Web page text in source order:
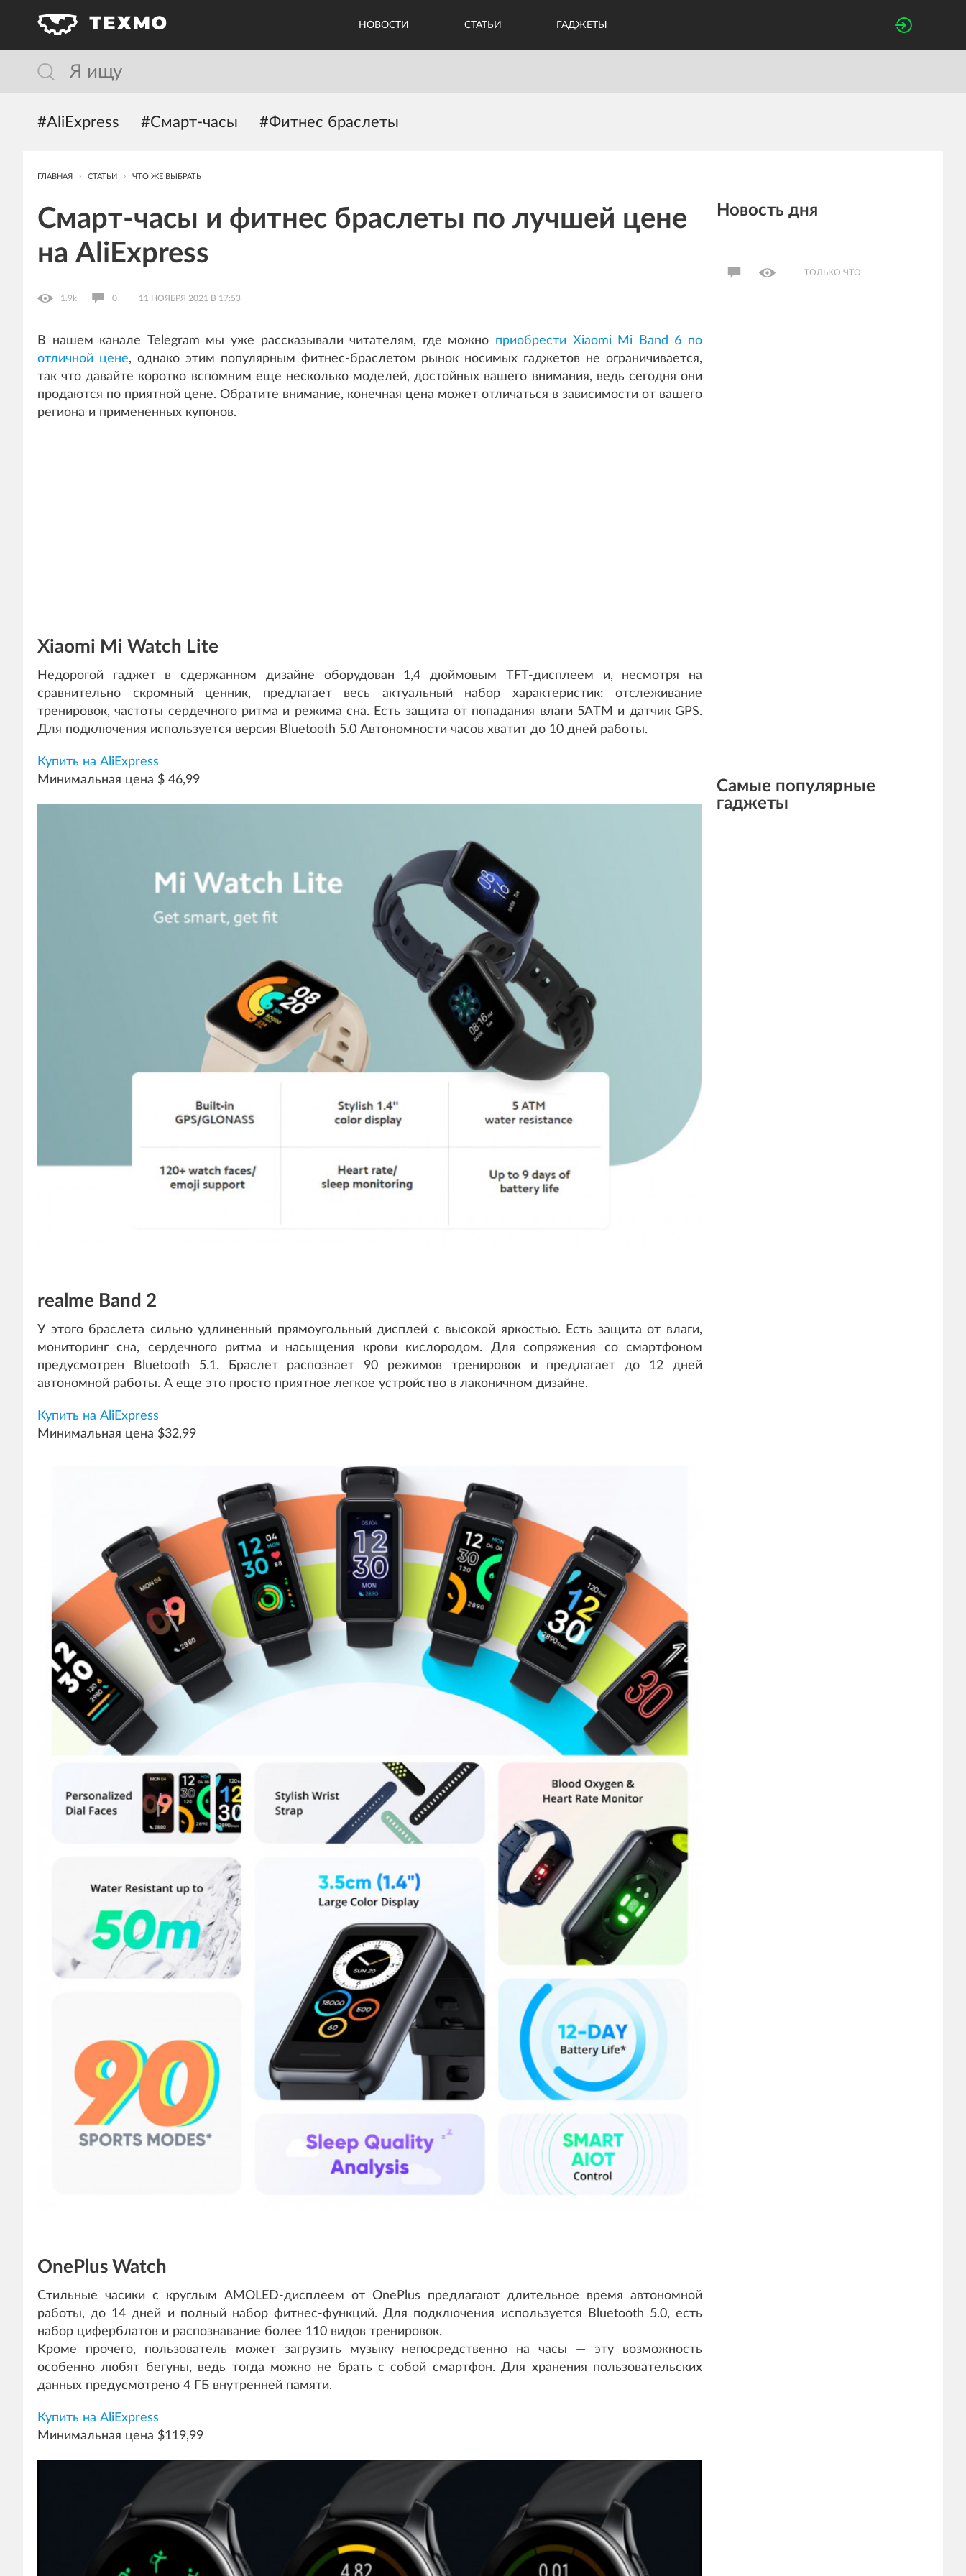
НОВОСТИ СТАТЬИ ГАДЖЕТЫ
#AliExpress #Смарт-часы #Фитнес браслеты
ГЛАВНАЯ СТАТЬИ ЧТО ЖЕ ВЫБРАТЬ
Смарт-часы и фитнес браслеты по лучшей цене
на AliExpress
1.9k 0 11 НОЯБРЯ 2021 В 17:53
В нашем канале Telegram мы уже рассказывали читателям, где можно приобрести Xiaomi Mi Band 6 по
отличной цене, однако этим популярным фитнес-браслетом рынок носимых гаджетов не ограничивается,
так что давайте коротко вспомним еще несколько моделей, достойных вашего внимания, ведь сегодня они
продаются по приятной цене. Обратите внимание, конечная цена может отличаться в зависимости от вашего
региона и примененных купонов.
Xiaomi Mi Watch Lite
Недорогой гаджет в сдержанном дизайне оборудован 1,4 дюймовым TFT-дисплеем и, несмотря на
сравнительно скромный ценник, предлагает весь актуальный набор характеристик: отслеживание
тренировок, частоты сердечного ритма и режима сна. Есть защита от попадания влаги 5ATM и датчик GPS.
Для подключения используется версия Bluetooth 5.0 Автономности часов хватит до 10 дней работы.
Купить на AliExpress
Минимальная цена $ 46,99
realme Band 2
У этого браслета сильно удлиненный прямоугольный дисплей с высокой яркостью. Есть защита от влаги,
мониторинг сна, сердечного ритма и насыщения крови кислородом. Для сопряжения со смартфоном
предусмотрен Bluetooth 5.1. Браслет распознает 90 режимов тренировок и предлагает до 12 дней
автономной работы. А еще это просто приятное легкое устройство в лаконичном дизайне.
Купить на AliExpress
Минимальная цена $32,99
OnePlus Watch
Стильные часики с круглым AMOLED-дисплеем от OnePlus предлагают длительное время автономной
работы, до 14 дней и полный набор фитнес-функций. Для подключения используется Bluetooth 5.0, есть
набор циферблатов и распознавание более 110 видов тренировок.
Кроме прочего, пользователь может загрузить музыку непосредственно на часы — эту возможность
особенно любят бегуны, ведь тогда можно не брать с собой смартфон. Для хранения пользовательских
данных предусмотрено 4 ГБ внутренней памяти.
Купить на AliExpress
Минимальная цена $119,99
Новость дня
ТОЛЬКО ЧТО
Самые популярные
гаджеты